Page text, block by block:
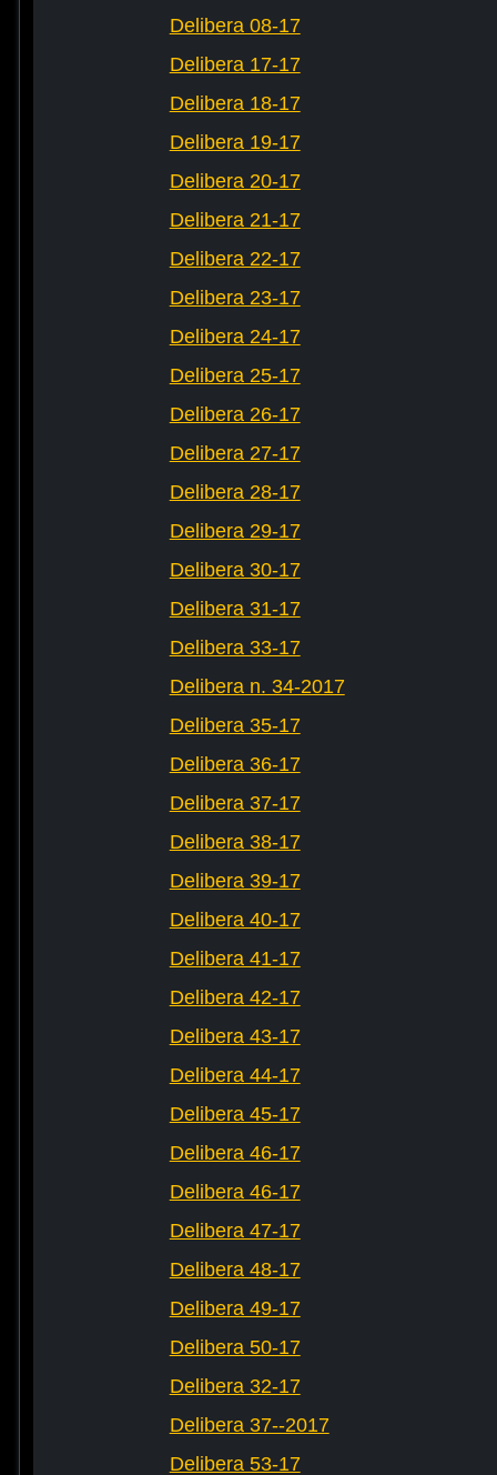
Delibera 08-17
Delibera 17-17
Delibera 18-17
Delibera 19-17
Delibera 20-17
Delibera 21-17
Delibera 22-17
Delibera 23-17
Delibera 24-17
Delibera 25-17
Delibera 26-17
Delibera 27-17
Delibera 28-17
Delibera 29-17
Delibera 30-17
Delibera 31-17
Delibera 33-17
Delibera n. 34-2017
Delibera 35-17
Delibera 36-17
Delibera 37-17
Delibera 38-17
Delibera 39-17
Delibera 40-17
Delibera 41-17
Delibera 42-17
Delibera 43-17
Delibera 44-17
Delibera 45-17
Delibera 46-17
Delibera 46-17
Delibera 47-17
Delibera 48-17
Delibera 49-17
Delibera 50-17
Delibera 32-17
Delibera 37--2017
Delibera 53-17